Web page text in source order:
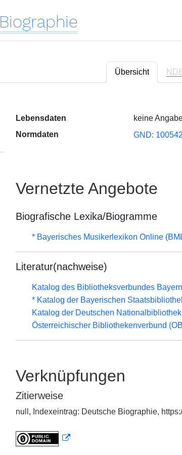
Biographie
Übersicht
Lebensdaten
keine
Normdaten
GND:
Vernetzte Angebote
Biografische Lexika/Biogramme
* Bayerisches Musikerlexikon Online
Literatur(nachweise)
Katalog des Bibliotheksverbundes
* Katalog der Bayerischen
Katalog der Deutschen
Österreichischer Bibliothekenverbund
Verknüpfungen
Zitierweise
null, Indexeintrag: Deutsche Biographie,